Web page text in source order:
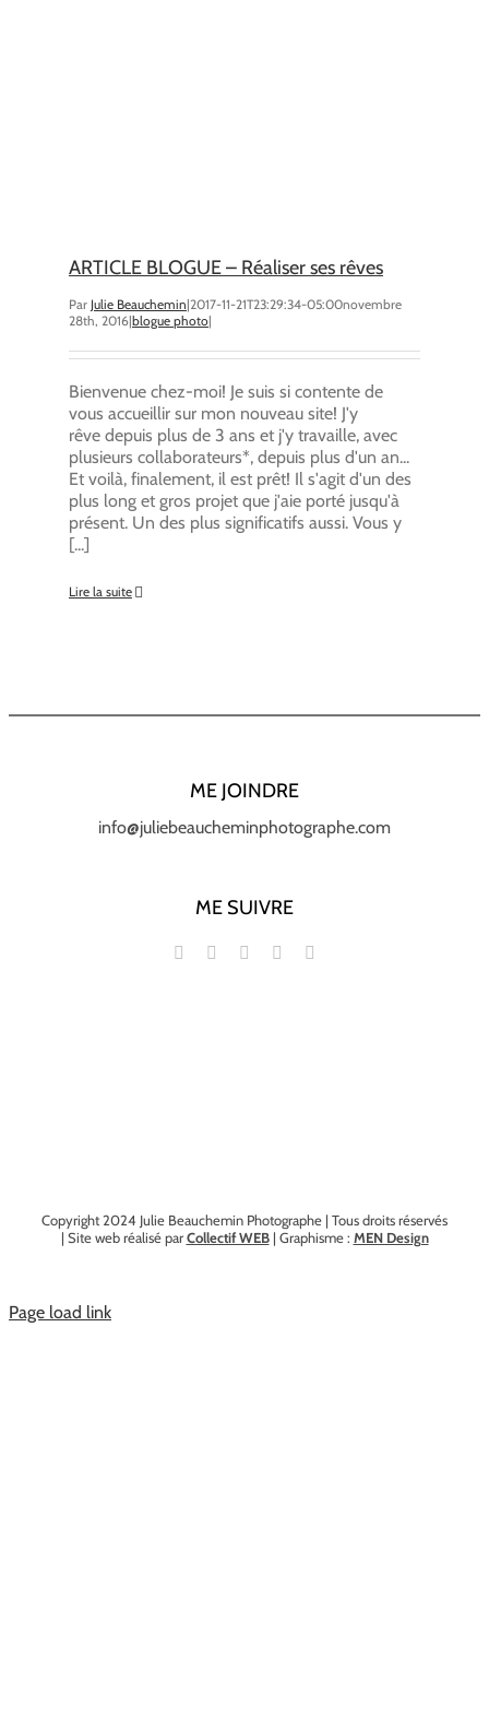
ARTICLE BLOGUE – Réaliser ses rêves
Par Julie Beauchemin|2017-11-21T23:29:34-05:00novembre
28th, 2016|blogue photo|
Bienvenue chez-moi! Je suis si contente de
vous accueillir sur mon nouveau site! J'y
rêve depuis plus de 3 ans et j'y travaille, avec
plusieurs collaborateurs*, depuis plus d'un an...
Et voilà, finalement, il est prêt! Il s'agit d'un des
plus long et gros projet que j'aie porté jusqu'à
présent. Un des plus significatifs aussi. Vous y
[...]
Lire la suite
ME JOINDRE
info@juliebeaucheminphotographe.com
ME SUIVRE
Copyright 2024 Julie Beauchemin Photographe | Tous droits réservés
| Site web réalisé parCollectif WEB| Graphisme : MEN Design
Page load link